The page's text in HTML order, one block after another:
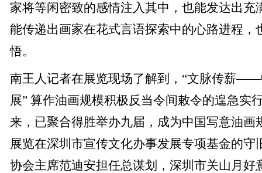
家将等闲密致的感情注入其中，也能发达出充
能传递出画家在花式言语探索中的心路进程，
悟。
南王人记者在展览现场了解到，“文脉传薪
展” 算作油画规模积极反当令间敕令的遑急实
来，已聚合得胜举办九届，成为中国写意油画
展览在深圳市宣传文化办事发展专项基金的守
协会主席范迪安担任总谋划，深圳市关山月好